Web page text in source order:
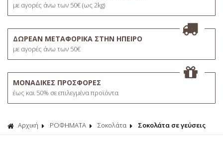
με αγορές άνω των 50€ (ως 2kg)
ΔΩΡΕΑΝ ΜΕΤΑΦΟΡΙΚΑ ΣΤΗΝ ΗΠΕΙΡΟ
με αγορές άνω των 50€
ΜΟΝΑΔΙΚΕΣ ΠΡΟΣΦΟΡΕΣ
έως και 50% σε επιλεγμένα προϊόντα
Αρχική ΡΟΦΗΜΑΤΑ Σοκολάτα Σοκολάτα σε γεύσεις